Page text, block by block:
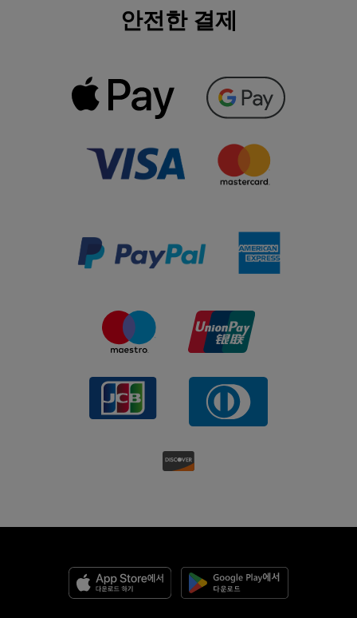
안전한 결제